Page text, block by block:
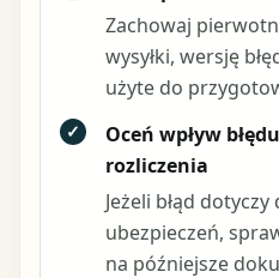
Zachowaj
wysyłki, wersję
użyte do
✓
Oceń wpływ
rozliczenia
Jeżeli błąd
ubezpieczeń,
na późniejsze